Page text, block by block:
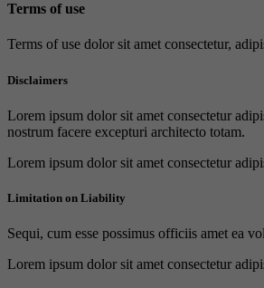
Terms of use
Terms of use dolor sit amet consectetur,
Disclaimers
Lorem ipsum dolor sit amet consectetur
nostrum facere excepturi architecto totam.
Lorem ipsum dolor sit amet consectetur
Limitation on Liability
Sequi, cum esse possimus officiis amet ea
Lorem ipsum dolor sit amet consectetur